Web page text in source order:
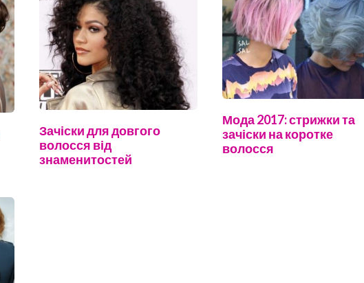
Зачіски для довгого
волосся від
знаменитостей
Мода 2017: стрижки та
зачіски на коротке
волосся